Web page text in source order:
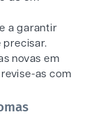
a garantir
precisar.
novas em
as com